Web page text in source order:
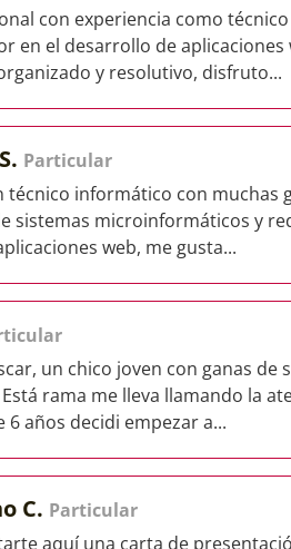
con experiencia como
en el desarrollo de
y resolutivo, disfruto...
Particular
técnico informático con muchas
sistemas microinformáticos y
web, me gusta...
un chico joven con ganas
rama me lleva llamando la
6 años decidi empezar a...
C. Particular
aquí una carta de